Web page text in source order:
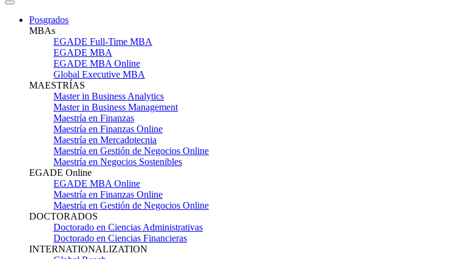
Posgrados
MBAs
EGADE Full-Time MBA
EGADE MBA
EGADE MBA Online
Global Executive MBA
MAESTRÍAS
Master in Business Analytics
Master in Business Management
Maestría en Finanzas
Maestría en Finanzas Online
Maestría en Mercadotecnia
Maestría en Gestión de Negocios Online
Maestría en Negocios Sostenibles
EGADE Online
EGADE MBA Online
Maestría en Finanzas Online
Maestría en Gestión de Negocios Online
DOCTORADOS
Doctorado en Ciencias Administrativas
Doctorado en Ciencias Financieras
INTERNATIONALIZATION